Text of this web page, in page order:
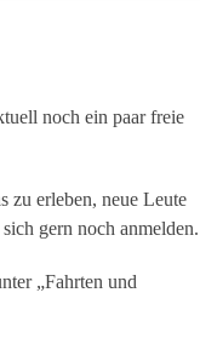
noch ein paar freie
zu erleben, neue Leute
gern noch anmelden.
„Fahrten und